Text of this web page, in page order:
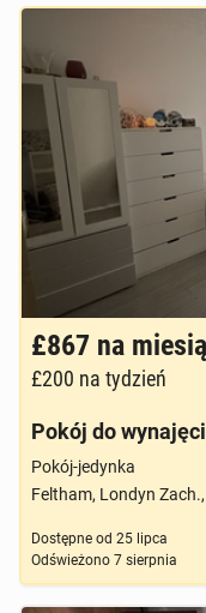
£867 na
£200 na tydzień
Pokój do
Pokój-jedynka
Feltham, Londyn
Dostępne od 25 lipca
Odświeżono 7 sierpnia